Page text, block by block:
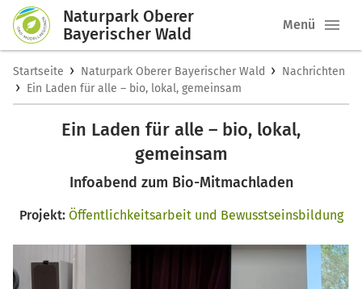
Naturpark Oberer
Bayerischer Wald
Menü
Startseite › Naturpark Oberer Bayerischer Wald › Nachrichten
› Ein Laden für alle – bio, lokal, gemeinsam
Ein Laden für alle – bio, lokal,
gemeinsam
Infoabend zum Bio-Mitmachladen
Projekt: Öffentlichkeitsarbeit und Bewusstseinsbildung